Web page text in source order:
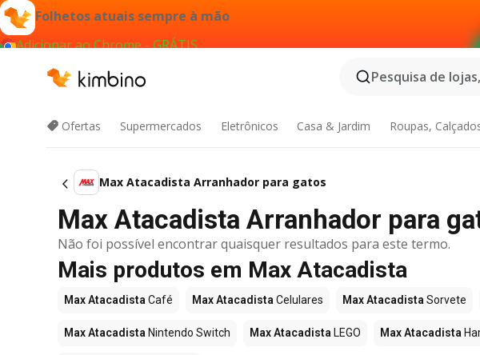
Folhetos atuais sempre à mão
Adicionar ao Chrome - GRÁTIS
Pesquisa de
Ofertas Supermercados Eletrônicos Casa & Jardim Roupas,
Max Atacadista Arranhador para gatos
Max Atacadista Arranhador para
Não foi possível encontrar quaisquer resultados para este termo.
Mais produtos em Max Atacadista
Max Atacadista Café Max Atacadista Celulares Max Atacadista Sorvete
Max Atacadista Nintendo Switch Max Atacadista LEGO Max Atacadista